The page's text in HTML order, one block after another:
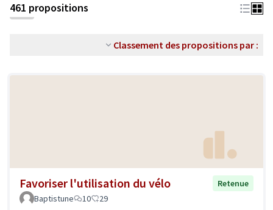
461 propositions
Classement des propositions par :
Favoriser l'utilisation du vélo
Retenue
Baptistune
10 29